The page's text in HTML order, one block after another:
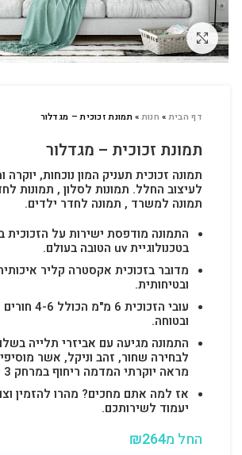
לחץ להגדלה
דף הבית» חנות»תמונת זכוכית – מגדלור
תמונת זכוכית – מגדלור
תמונה זכוכית תעניק המון נוכחות, יוקרה
לעיצוב החלל. תמונות לסלון , תמונות
תמונה למשרד , תמונה לחדר ילדים.
בטכנולוגיית uv הטובה בעולם.
מדובר בזכוכית אקסטרה קליר
ובטיחותית.
עובי
ובטוחה.
התמונה מגיעה עם אביזרי תלייה
לבחירה שחור, זהב וניקל, אשר
מראה יוקרתי המדמה ריחוף במרחק 3 ס"מ מהקיר.
יעמוד לשירותכם.
החל מ ₪264